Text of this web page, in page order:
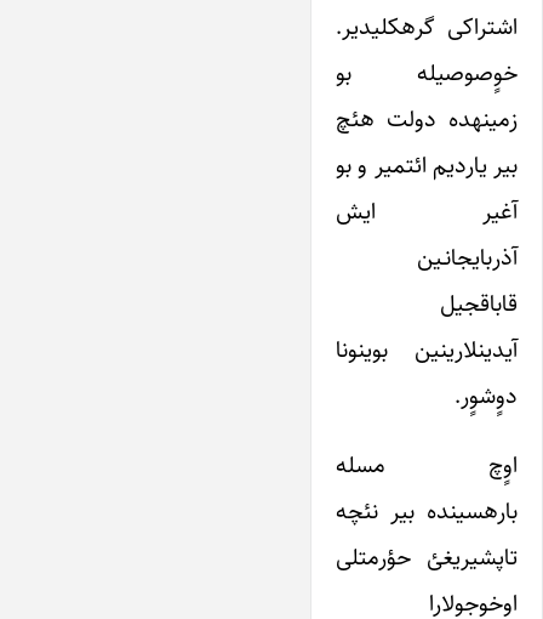
اشتراکی گره‎کلی‎دیر.
خوٍصوصیله بو
زمینه‎ده دولت هئچ
بیر یاردیم ائتمیر و بو
آغیر ایش
آذربایجانـین
قاباقجیل
آیدین‎لاری‎نین بوینونا
دوٍشوٍر.
اوٍچ مسله
باره‎سینده بیر نئچه
تاپشیریغئ حؤرمتلی
اوخوجولارا